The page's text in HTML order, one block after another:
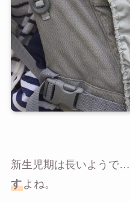
新生児期は長いようで…
すよね。